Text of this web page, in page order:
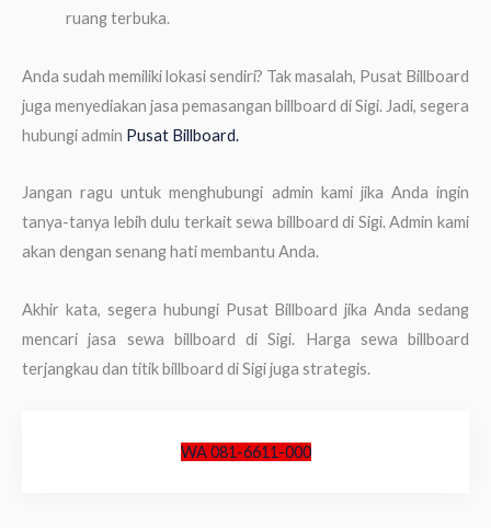
ruang terbuka.
Anda sudah memiliki lokasi sendiri? Tak masalah, Pusat Billboard
juga menyediakan jasa pemasangan billboard di Sigi. Jadi, segera
hubungi admin Pusat Billboard.
Jangan ragu untuk menghubungi admin kami jika Anda ingin
tanya-tanya lebih dulu terkait sewa billboard di Sigi. Admin kami
akan dengan senang hati membantu Anda.
Akhir kata, segera hubungi Pusat Billboard jika Anda sedang
mencari jasa sewa billboard di Sigi. Harga sewa billboard
terjangkau dan titik billboard di Sigi juga strategis.
WA 081-6611-000